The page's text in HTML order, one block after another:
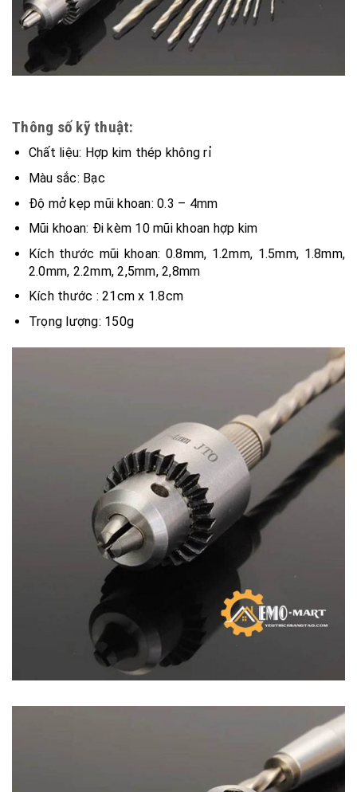
Thông số kỹ thuật:
Chất liệu: Hợp kim thép không rỉ
Màu sắc: Bạc
Độ mở kẹp mũi khoan: 0.3 – 4mm
Mũi khoan: Đi kèm 10 mũi khoan hợp kim
Kích thước mũi khoan: 0.8mm, 1.2mm, 1.5mm, 1.8mm,
2.0mm, 2.2mm, 2,5mm, 2,8mm
Kích thước : 21cm x 1.8cm
Trọng lượng: 150g